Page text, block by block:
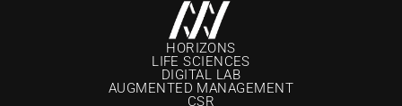
HORIZONS
LIFE SCIENCES
DIGITAL LAB
AUGMENTED MANAGEMENT
CSR